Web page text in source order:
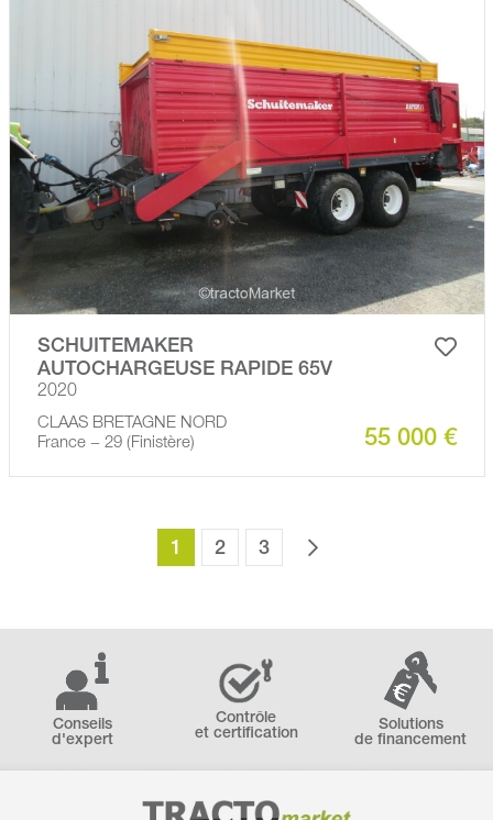
SCHUITEMAKER
AUTOCHARGEUSE RAPIDE 65V
2020
CLAAS BRETAGNE NORD
France − 29 (Finistère)
55 000 €
1 2 3
Conseils
d'expert
Contrôle
et certification
Solutions
de financement